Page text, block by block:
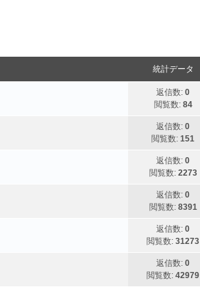
統計データ
返信数:0
閲覧数: 84
返信数:0
閲覧数:151
返信数:0
閲覧数: 2273
返信数:0
閲覧数: 8391
返信数:0
閲覧数:31273
返信数:0
閲覧数:42979